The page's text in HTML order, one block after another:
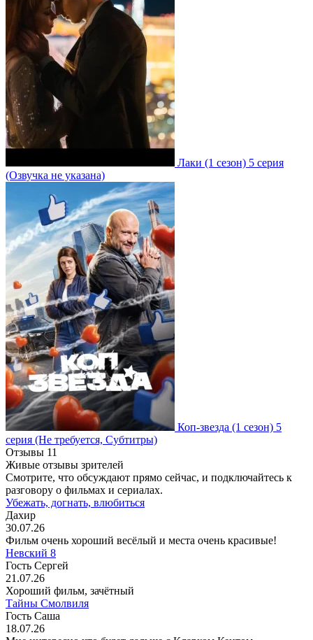
Лаки (1 сезон) 5 серия
(Озвучка не указана)
Коп-звезда (1 сезон) 5
серия (Не требуется, Субтитры)
Отзывы 11
Живые отзывы зрителей
Смотрите, что обсуждают прямо сейчас, и подключайтесь к
разговору о фильмах и сериалах.
Убежать, догнать, влюбиться
Дахир
30.07.26
Фильм очень хороший весёлый и места очень красивые!
Невский 8
Гость Сергей
21.07.26
Хороший фильм, зачётный
Тайны Смолвиля
Гость Саша
18.07.26